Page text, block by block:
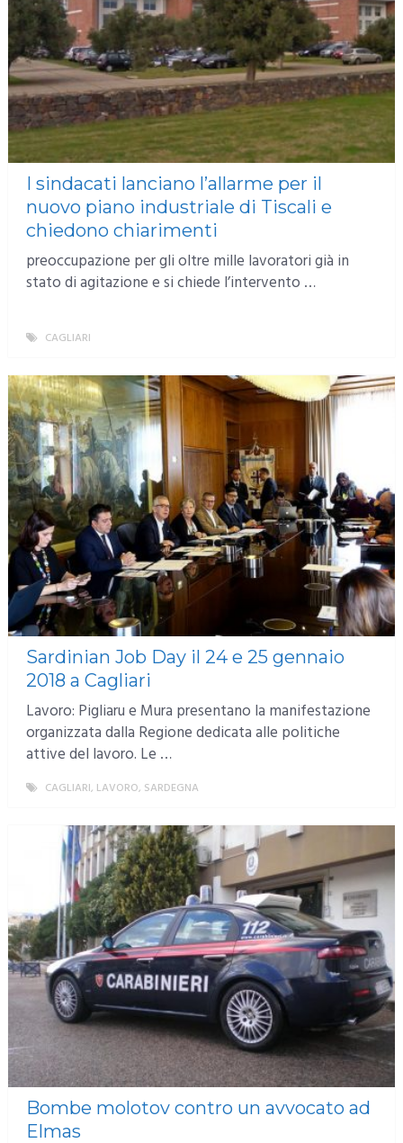
I sindacati lanciano l’allarme per il
nuovo piano industriale di Tiscali e
chiedono chiarimenti
preoccupazione per gli oltre mille lavoratori già in
stato di agitazione e si chiede l’intervento …
CAGLIARI
Sardinian Job Day il 24 e 25 gennaio
2018 a Cagliari
Lavoro: Pigliaru e Mura presentano la manifestazione
organizzata dalla Regione dedicata alle politiche
attive del lavoro. Le …
CAGLIARI, LAVORO, SARDEGNA
Bombe molotov contro un avvocato ad
Elmas